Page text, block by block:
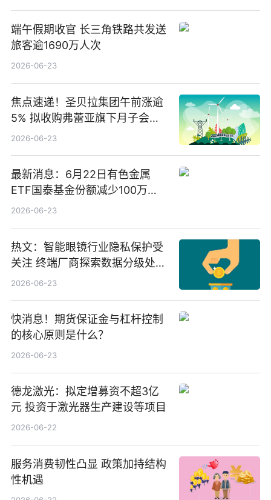
端午假期收官 长三角铁路共发送
旅客逾1690万人次
2026-06-23
焦点速递！圣贝拉集团午前涨逾
5% 拟收购弗蕾亚旗下月子会所
业务少数股权
2026-06-23
最新消息：6月22日有色金属
ETF国泰基金份额减少100万
份，重仓股紫金矿业、洛阳钼
2026-06-23
热文：智能眼镜行业隐私保护受
关注 终端厂商探索数据分级处理
等方案
2026-06-23
快消息！期货保证金与杠杆控制
的核心原则是什么？
2026-06-23
德龙激光：拟定增募资不超3亿
元 投资于激光器生产建设等项目
2026-06-22
服务消费韧性凸显 政策加持结构
性机遇